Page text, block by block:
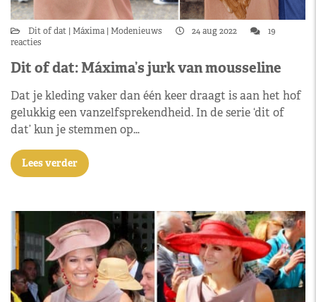
Dit of dat Máxima Modenieuws 24 aug 2022
19
reacties
Dit of dat: Máxima’s jurk van mousseline
Dat je kleding vaker dan één keer draagt is aan het hof
gelukkig een vanzelfsprekendheid. In de serie ‘dit of
dat’ kun je stemmen op…
Lees verder